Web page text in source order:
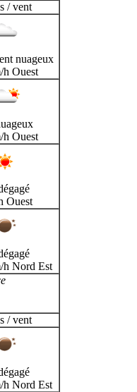
/ vent
nuageux
h Ouest
h Ouest
Ouest
h Nord Est
/ vent
h Nord Est